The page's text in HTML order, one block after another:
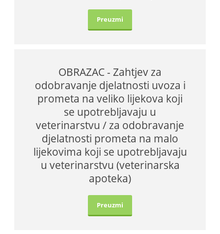
Preuzmi
OBRAZAC - Zahtjev za
odobravanje djelatnosti uvoza i
prometa na veliko lijekova koji
se upotrebljavaju u
veterinarstvu / za odobravanje
djelatnosti prometa na malo
lijekovima koji se upotrebljavaju
u veterinarstvu (veterinarska
apoteka)
Preuzmi